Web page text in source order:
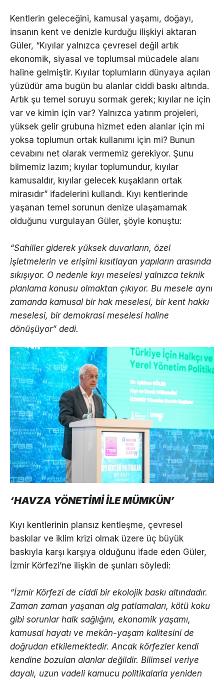
Kentlerin geleceğini, kamusal yaşamı, doğayı,
insanın kent ve denizle kurduğu ilişkiyi aktaran
Güler, “Kıyılar yalnızca çevresel değil artık
ekonomik, siyasal ve toplumsal mücadele alanı
haline gelmiştir. Kıyılar toplumların dünyaya açılan
yüzüdür ama bugün bu alanlar ciddi baskı altında.
Artık şu temel soruyu sormak gerek; kıyılar ne için
var ve kimin için var? Yalnızca yatırım projeleri,
yüksek gelir grubuna hizmet eden alanlar için mi
yoksa toplumun ortak kullanımı için mi? Bunun
cevabını net olarak vermemiz gerekiyor. Şunu
bilmemiz lazım; kıyılar toplumundur, kıyılar
kamusaldır, kıyılar gelecek kuşakların ortak
mirasıdır” ifadelerini kullandı. Kıyı kentlerinde
yaşanan temel sorunun denize ulaşamamak
olduğunu vurgulayan Güler, şöyle konuştu:
“Sahiller giderek yüksek duvarların, özel
işletmelerin ve erişimi kısıtlayan yapıların arasında
sıkışıyor. O nedenle kıyı meselesi yalnızca teknik
planlama konusu olmaktan çıkıyor. Bu mesele aynı
zamanda kamusal bir hak meselesi, bir kent hakkı
meselesi, bir demokrasi meselesi haline
dönüşüyor” dedi.
‘HAVZA YÖNETİMİ İLE MÜMKÜN’
Kıyı kentlerinin plansız kentleşme, çevresel
baskılar ve iklim krizi olmak üzere üç büyük
baskıyla karşı karşıya olduğunu ifade eden Güler,
İzmir Körfezi’ne ilişkin de şunları söyledi:
“İzmir Körfezi de ciddi bir ekolojik baskı altındadır.
Zaman zaman yaşanan alg patlamaları, kötü koku
gibi sorunlar halk sağlığını, ekonomik yaşamı,
kamusal hayatı ve mekân-yaşam kalitesini de
doğrudan etkilemektedir. Ancak körfezler kendi
kendine bozulan alanlar değildir. Bilimsel veriye
dayalı, uzun vadeli kamucu politikalarla yeniden